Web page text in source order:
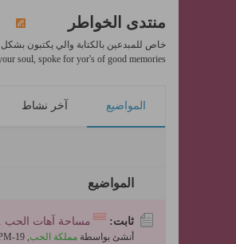
منتدى الخواطر
خاص للمبدعين بالكتابة والي يكتبون
soul, spoke for yor's of good memories
المواضيع آخر نشاط
المواضيع
ثابت: مساحة آهات الحب
أنشئ بواسطة مملكة الحب,
19-Sep-2010, 03:26 PM